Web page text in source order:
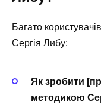
Багато
Сергія Либу:
Як зробити
методикою